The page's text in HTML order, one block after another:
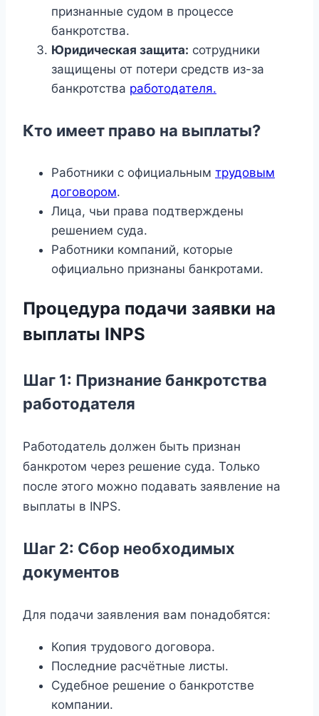
признанные судом в процессе
банкротства.
Юридическая защита: сотрудники
защищены от потери средств из-за
банкротства работодателя.
Кто имеет право на выплаты?
Работники с официальным трудовым
договором.
Лица, чьи права подтверждены
решением суда.
Работники компаний, которые
официально признаны банкротами.
Процедура подачи заявки на
выплаты INPS
Шаг 1: Признание банкротства
работодателя
Работодатель должен быть признан
банкротом через решение суда. Только
после этого можно подавать заявление на
выплаты в INPS.
Шаг 2: Сбор необходимых
документов
Для подачи заявления вам понадобятся:
Копия трудового договора.
Последние расчётные листы.
Судебное решение о банкротстве
компании.